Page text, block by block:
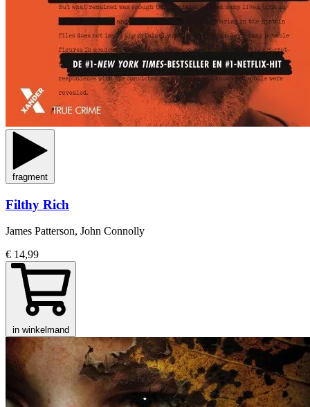
fragment
Filthy Rich
James Patterson, John Connolly
€ 14,99
in winkelmand